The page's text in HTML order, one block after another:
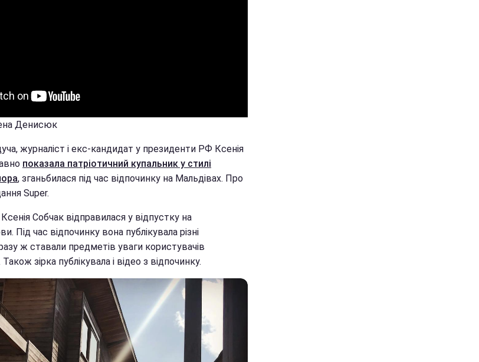
Денисюк
журналіст і екс-кандидат у президенти РФ Ксенія
показала патріотичний купальник у стилі
, зганьбилася під час відпочинку на Мальдівах. Про
Super.
Собчак відправилася у відпустку на
Під час відпочинку вона публікувала різні
ж ставали предметів уваги користувачів
зірка публікувала і відео з відпочинку.